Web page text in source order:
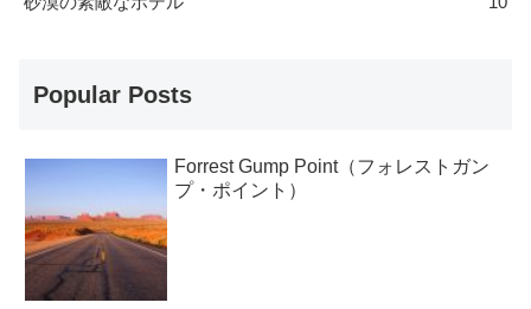
Popular Posts
Forrest Gump Point（フォレストガン
プ・ポイント）